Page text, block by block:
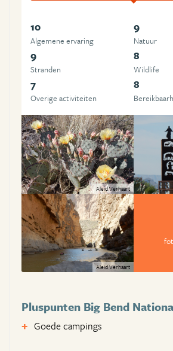
10
Algemene ervaring
9
Natuur
9
Stranden
8
Wildlife
7
Overige activiteiten
8
Aleid Verhaart
Aleid Verhaart
Pluspunten Big Bend
Goede campings